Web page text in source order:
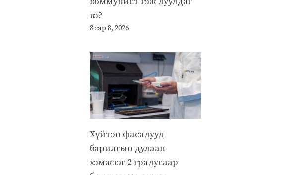
вэ?
8 сар 8, 2026
Хүйтэн фасадууд
барилгын дулаан
хэмжээг 2 градусаар